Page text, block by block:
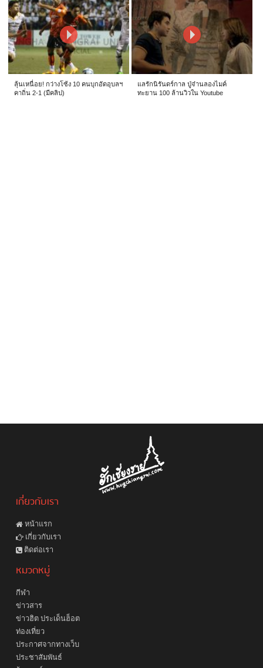
ลุ้นเหนื่อย! กว่างโซ้ง 10 คนบุกอัดอุบลฯ
คาถิ่น 2-1 (มีคลิป)
แลรักนิรันดร์กาล ปู่จ๋านลองไมค์
ทะยาน 100 ล้านวิวใน Youtube
เกี่ยวกับเรา
หน้าแรก
เกี่ยวกับเรา
ติดต่อเรา
หมวดหมู่
กีฬา
ข่าวสาร
ข่าวฮิต ประเด็นฮ็อต
ท่องเที่ยว
ประกาศจากทางเว็บ
ประชาสัมพันธ์